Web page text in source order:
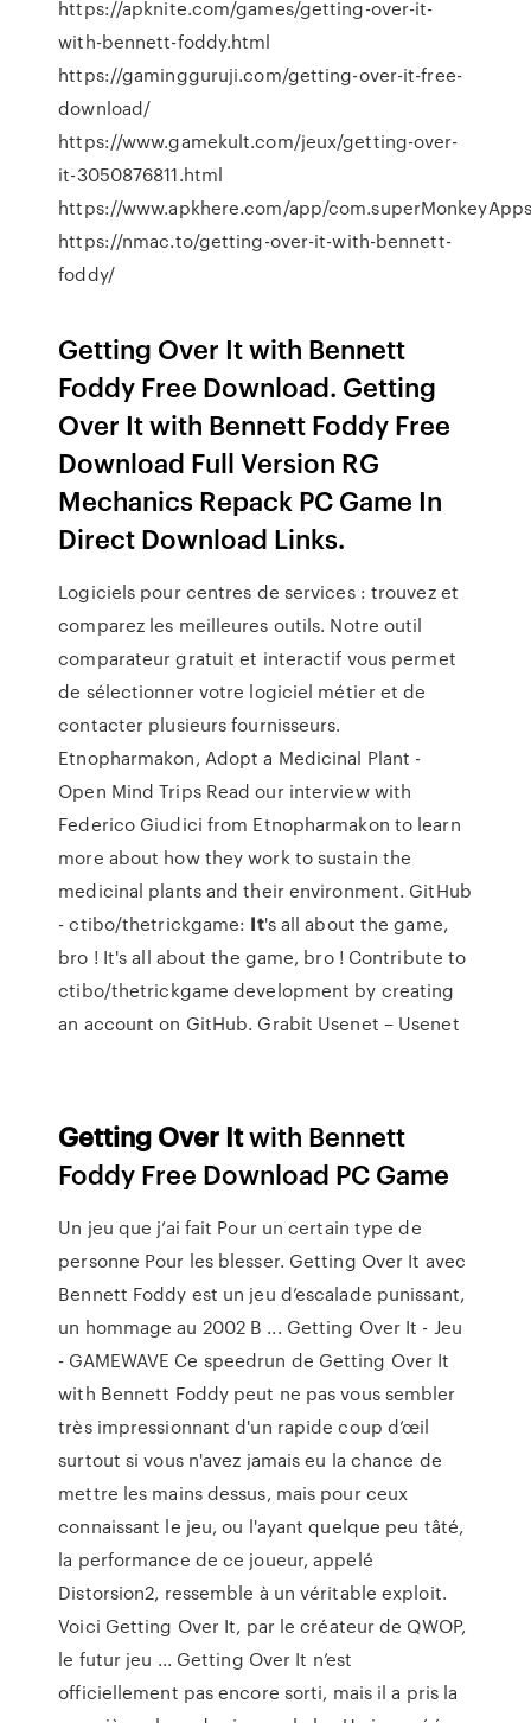
https://apknite.com/games/getting-over-it-
with-bennett-foddy.html
https://gamingguruji.com/getting-over-it-free-
download/
https://www.gamekult.com/jeux/getting-over-
it-3050876811.html
https://www.apkhere.com/app/
https://nmac.to/getting-over-it-with-bennett-
foddy/
Getting Over It with Bennett
Foddy Free Download. Getting
Over It with Bennett Foddy Free
Download Full Version RG
Mechanics Repack PC Game In
Direct Download Links.
Logiciels pour centres de services : trouvez et
comparez les meilleures outils. Notre outil
comparateur gratuit et interactif vous permet
de sélectionner votre logiciel métier et de
contacter plusieurs fournisseurs.
Etnopharmakon, Adopt a Medicinal Plant -
Open Mind TripsRead our interview with
Federico Giudici from Etnopharmakon to learn
more about how they work to sustain the
medicinal plants and their environment. GitHub
- ctibo/thetrickgame: It's all about the game,
bro ! It's all about the game, bro ! Contribute to
ctibo/thetrickgame development by creating
an account on GitHub. Grabit Usenet – Usenet
Getting Over Itwith Bennett
Foddy Free Download PC Game
Un jeu que j’ai fait Pour un certain type de
personne Pour les blesser. Getting Over It avec
Bennett Foddy est un jeu d’escalade punissant,
un hommage au 2002 B ... Getting Over It - Jeu
- GAMEWAVE Ce speedrun de Getting Over It
with Bennett Foddy peut ne pas vous sembler
très impressionnant d'un rapide coup d’œil
surtout si vous n'avez jamais eu la chance de
mettre les mains dessus, mais pour ceux
connaissant le jeu, ou l'ayant quelque peu tâté,
la performance de ce joueur, appelé
Distorsion2, ressemble à un véritable exploit.
Voici Getting Over It, par le créateur de QWOP,
le futur jeu ... Getting Over It n’est
officiellement pas encore sorti, mais il a pris la